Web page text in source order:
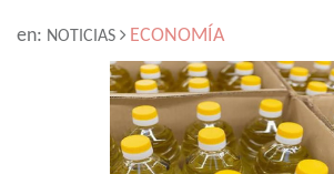
en: NOTICIAS ECONOMÍA